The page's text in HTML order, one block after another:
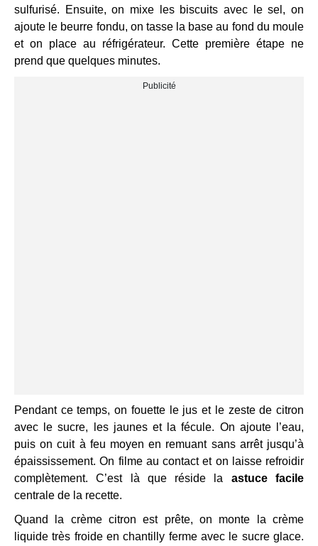
sulfurisé. Ensuite, on mixe les biscuits avec le sel, on
ajoute le beurre fondu, on tasse la base au fond du moule
et on place au réfrigérateur. Cette première étape ne
prend que quelques minutes.
Pendant ce temps, on fouette le jus et le zeste de citron
avec le sucre, les jaunes et la fécule. On ajoute l’eau,
puis on cuit à feu moyen en remuant sans arrêt jusqu’à
épaississement. On filme au contact et on laisse refroidir
complètement. C’est là que réside la astuce facile
centrale de la recette.
Quand la crème citron est prête, on monte la crème
liquide très froide en chantilly ferme avec le sucre glace.